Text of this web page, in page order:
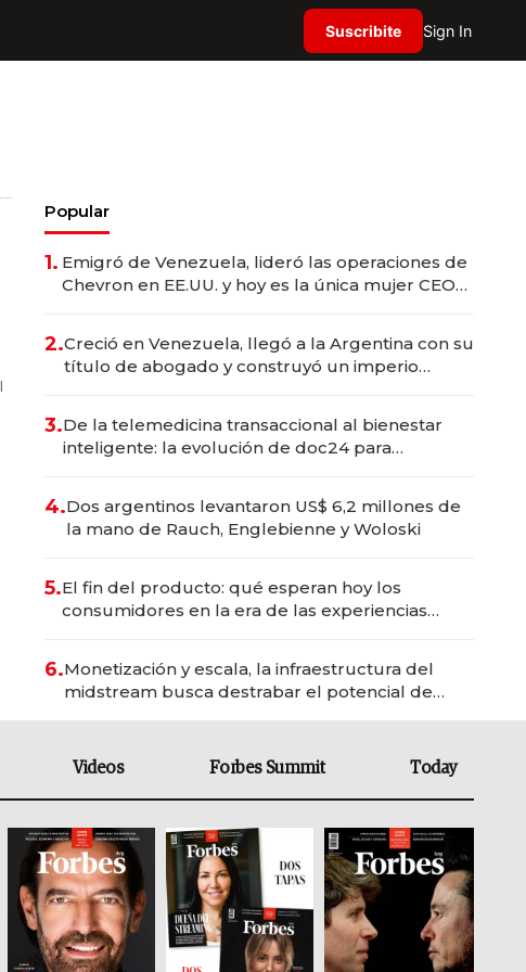
Suscribite Sign In
Popular
1. Emigró de Venezuela, lideró las operaciones de
Chevron en EE.UU. y hoy es la única mujer CEO
2.Creció en Venezuela, llegó a la Argentina con su
título de abogado y construyó un imperio
3.De la telemedicina transaccional al bienestar
inteligente: la evolución de doc24 para
4.Dos argentinos levantaron US$ 6,2 millones de
la mano de Rauch, Englebienne y Woloski
5.El fin del producto: qué esperan hoy los
consumidores en la era de las experiencias
6.Monetización y escala, la infraestructura del
midstream busca destrabar el potencial de
Videos Forbes Summit Today